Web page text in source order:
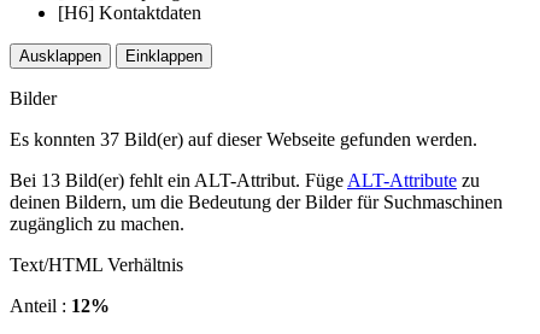
[H6] Kontaktdaten
Ausklappen Einklappen
Bilder
Es konnten 37 Bild(er) auf dieser Webseite gefunden werden.
Bei 13 Bild(er) fehlt ein ALT-Attribut. Füge ALT-Attribute zu
deinen Bildern, um die Bedeutung der Bilder für Suchmaschinen
zugänglich zu machen.
Text/HTML Verhältnis
Anteil : 12%